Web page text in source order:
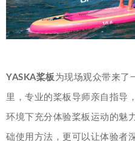
YASKA桨板 为现场观众带来了
里，专业的桨板导师亲自指导
环境下充分体验桨板运动的魅
础使用方法，更可以让体验者